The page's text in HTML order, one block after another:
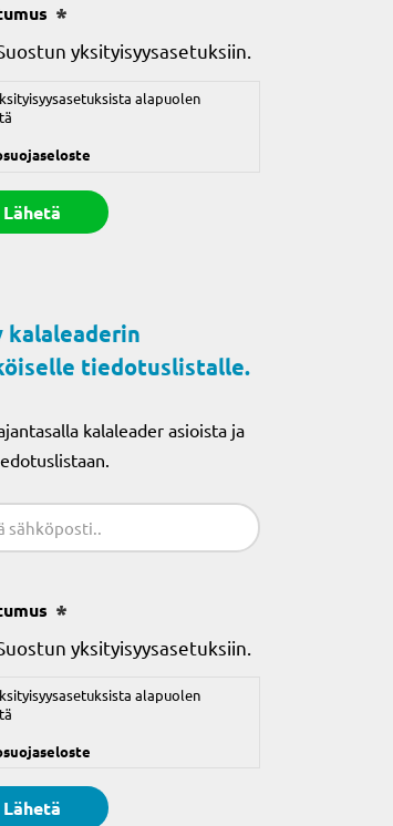
yksityisyysasetuksiin.
alapuolen
kalaleaderin
tiedotuslistalle.
kalaleader asioista ja
yksityisyysasetuksiin.
alapuolen